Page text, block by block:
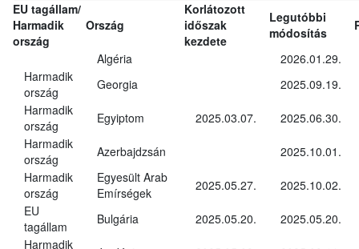
EU tagállam/
Harmadik
ország
Ország
Korlátozott
időszak
kezdete
Legutóbbi
módosítás
Algéria
2026.01.29.
Harmadik
ország
Georgia
2025.09.19.
Harmadik
ország
Egyiptom 2025.03.07.
2025.06.30.
Harmadik
ország
Azerbajdzsán
2025.10.01.
Harmadik
ország
Egyesült Arab
Emírségek
2025.05.27.
2025.10.02.
EU
tagállam
Bulgária 2025.05.20.
2025.05.20.
Harmadik